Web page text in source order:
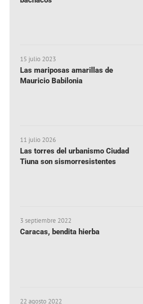
15 julio 2023
Las mariposas amarillas de
Mauricio Babilonia
11 julio 2026
Las torres del urbanismo Ciudad
Tiuna son sismorresistentes
3 septiembre 2022
Caracas, bendita hierba
22 agosto 2022